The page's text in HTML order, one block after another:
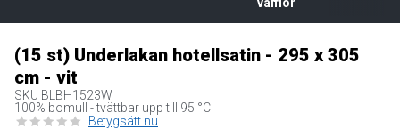
(15 st) Underlakan hotellsatin - 295 x 305
cm - vit
SKU BLBH1523W
100% bomull - tvättbar upp till 95 °C
Betygsätt nu